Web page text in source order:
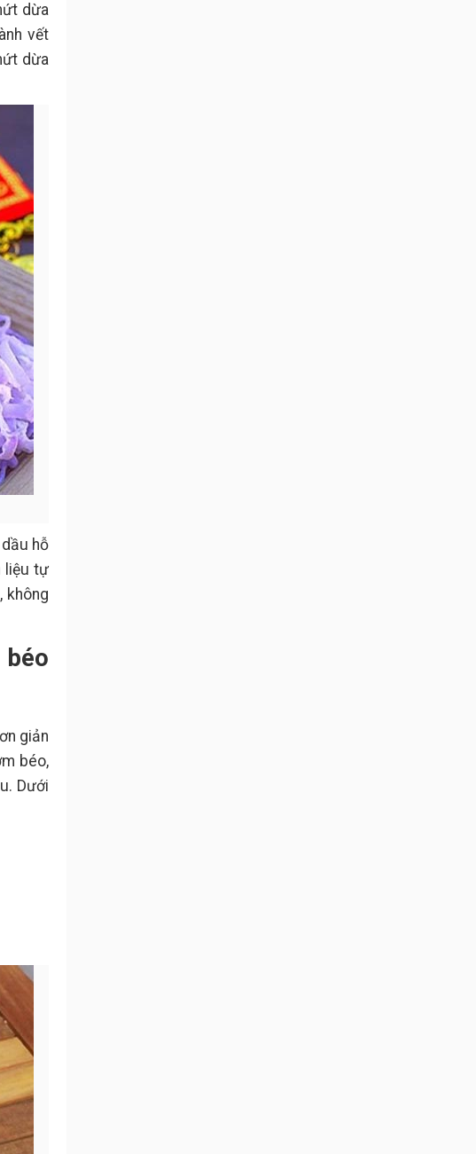
dừa
vết
dừa
hỗ
liệu tự
không
giản
béo,
Dưới